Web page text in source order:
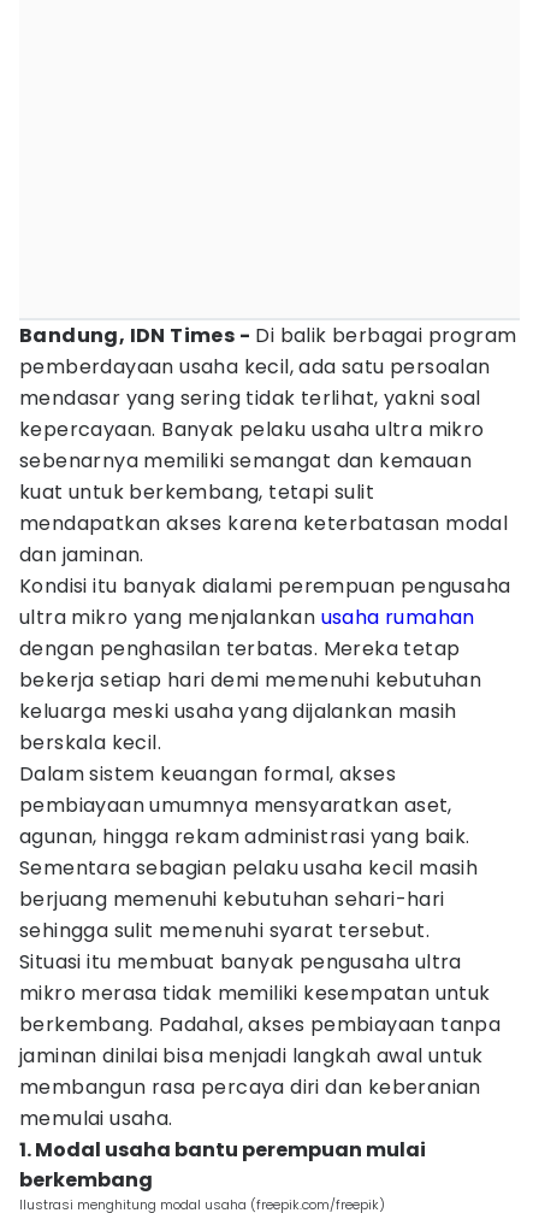
Bandung, IDN Times - Di balik berbagai program
pemberdayaan usaha kecil, ada satu persoalan
mendasar yang sering tidak terlihat, yakni soal
kepercayaan. Banyak pelaku usaha ultra mikro
sebenarnya memiliki semangat dan kemauan
kuat untuk berkembang, tetapi sulit
mendapatkan akses karena keterbatasan modal
dan jaminan.
Kondisi itu banyak dialami perempuan pengusaha
ultra mikro yang menjalankan usaha rumahan
dengan penghasilan terbatas. Mereka tetap
bekerja setiap hari demi memenuhi kebutuhan
keluarga meski usaha yang dijalankan masih
berskala kecil.
Dalam sistem keuangan formal, akses
pembiayaan umumnya mensyaratkan aset,
agunan, hingga rekam administrasi yang baik.
Sementara sebagian pelaku usaha kecil masih
berjuang memenuhi kebutuhan sehari-hari
sehingga sulit memenuhi syarat tersebut.
Situasi itu membuat banyak pengusaha ultra
mikro merasa tidak memiliki kesempatan untuk
berkembang. Padahal, akses pembiayaan tanpa
jaminan dinilai bisa menjadi langkah awal untuk
membangun rasa percaya diri dan keberanian
memulai usaha.
1. Modal usaha bantu perempuan mulai
berkembang
Ilustrasi menghitung modal usaha (freepik.com/freepik)